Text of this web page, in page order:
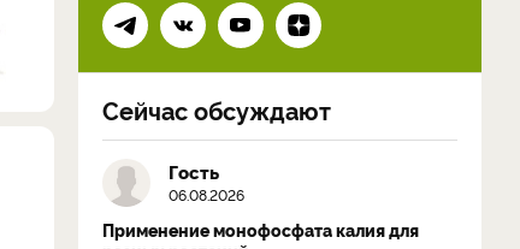
Сейчас обсуждают
Гость
06.08.2026
Применение монофосфата калия для